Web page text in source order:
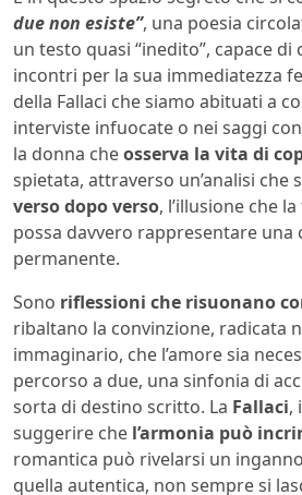
due non esiste”, una poesia
un testo quasi “inedito”, capace
incontri per la sua immediatezza
della Fallaci che siamo abituati a
interviste infuocate o nei saggi
la donna cheosserva la vita di
spietata, attraverso un’analisi che
verso dopo verso, l’illusione che
possa davvero rappresentare una
permanente.
Sono riflessioni che risuonano
ribaltano la convinzione, radicata
immaginario, che l’amore sia
percorso a due, una sinfonia di
sorta di destino scritto. La Fallaci,
suggerire che l’armonia può
romantica può rivelarsi un
quella autentica, non sempre si